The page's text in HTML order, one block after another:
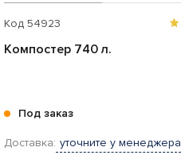
Код 54923
Компостер 740 л.
Под заказ
Доставка: уточните у менеджера